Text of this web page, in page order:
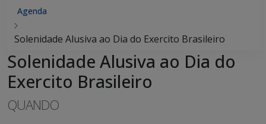
Agenda
Solenidade Alusiva ao Dia do Exercito Brasileiro
Solenidade Alusiva ao Dia do
Exercito Brasileiro
QUANDO